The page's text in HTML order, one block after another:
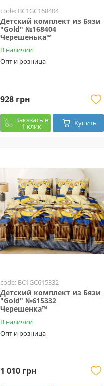
code: BC1GC168404
Детский комплект из Бязи
"Gold" №168404
Черешенька™
В наличии
Опт и розница
928 грн
Заказать в
1 клик Купить
code: BC1GC615332
Детский комплект из Бязи
"Gold" №615332
Черешенка™
В наличии
Опт и розница
1 010 грн